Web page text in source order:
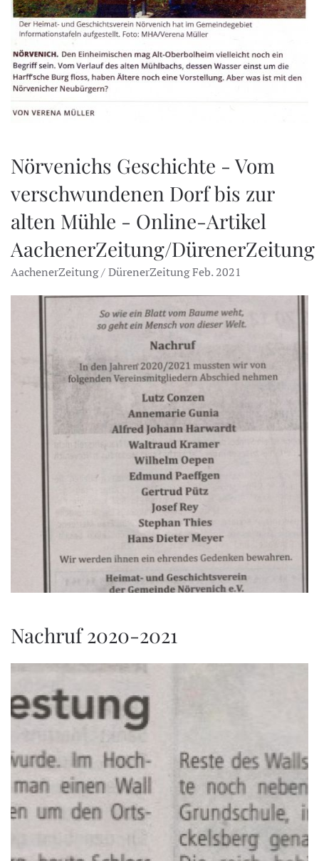
Nörvenichs Geschichte - Vom
verschwundenen Dorf bis zur
alten Mühle - Online-Artikel
AachenerZeitung/DürenerZeitung
AachenerZeitung / DürenerZeitung Feb. 2021
Nachruf 2020-2021